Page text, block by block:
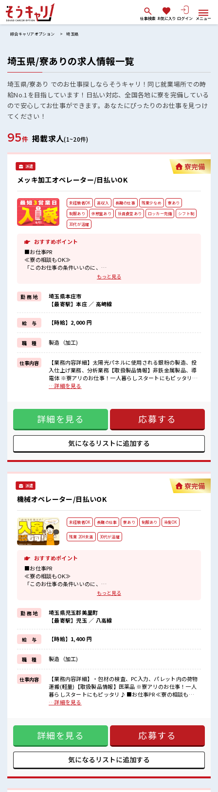
仕事検索 お気に入り ログイン メニュー
綜合キャリアオプション 埼玉県
埼玉県/寮ありの求人情報一覧
埼玉県/寮あり でのお仕事探しならそうキャリ！同じ就業場所での時
給No.1を目指しています！日払い対応、全国各地に寮を完備している
ので安心してお仕事ができます。あなたにぴったりのお仕事を見つけ
てください！
95件 掲載求人(1~20件)
派遣
メッキ加工オペレーター/日払いOK
寮完備
未経験者OK 高収入 長期の仕事 残業少なめ
寮あり
制服あり
休憩室あり 社員食堂あり ロッカー完備
シフト制
30代が活躍
おすすめポイント
■お仕事PR
≪寮の相談もOK≫
「このお仕事の条件いいのに、
勤務地までちょっと遠くて…」という方にもオススメ！
≪無理なく働ける≫
場合によってはお願いすることもありますが、
残業はほとんどナシ！
≪機能的な制服アリ≫
制服があるので、
毎日の服装の悩み解消♪
≪未経験でも活躍できる≫
新しいことにチャレンジするのは不安だけど、
しっかり働く環境が整っています！
イチからスキルUP・ステップUP目指していきましょう！
■職場の雰囲気
休憩室完備でランチや休憩も充実しそう♪
残業はほとんどありません！
高収入もバッチリ目指せますよ！
もっと見る
勤 務 地
埼玉県本庄市
【最寄駅】本庄 ／ 高崎線
給 与 【時給】2,000 円
職 種 製造（加工)
仕事内容
【業務内容詳細】太陽光パネルに使用される銀粉の製造、投
入仕上げ業務、分析業務【取扱製品情報】非鉄金属製品、導
電体 ※寮アリのお仕事！一人暮らしスタートにもピッタリ♪
■お仕事PR ≪寮の相談もOK≫ 「このお仕事の条件いいの
ける≫ 場合によってはお願いすることもありますが、 残業は
ほとんどナシ！ ≪機能的な制服アリ≫ 制服があるので、 毎日
の服装の悩み解消♪ ≪未経験でも活躍できる≫ 新しいことに
チャレンジするのは不安だけど、 しっかり働く環境が整って
います！ イチからスキルUP・ステップUP目指していきまし
ですね★ 残業はほとんどありません！ 高収入もバッチリ目指
せますよ！
…詳細を見る
詳細を見る 応募する
気になるリストに追加する
派遣
機械オペレーター/日払いOK
寮完備
未経験者OK 長期の仕事 寮あり 制服あり 染髪OK
残業 20H未満 30代が活躍
おすすめポイント
■お仕事PR
≪寮の相談もOK≫
「このお仕事の条件いいのに、
勤務地までちょっと遠くて…」という方にもオススメ！
≪ちょっとの残業で収入アップ≫
残業は月20時間未満で、
ほどよく稼げます♪
≪ヘアカラーOKで自由な雰囲気の職場≫
明るすぎたり奇抜でなければ基本的に自由！
(規定有)≪動きやすい制服アリ≫
制服があるので、
毎日の服装の悩み解消♪
≪様々なお仕事をご提案≫
一人で悩まず気軽に相談できる、
派遣のお仕事です！
■職場の雰囲気
モチベーションもUP！
程よく残業あり！
寮付きで一人暮らしを始めたい方にオススメ！
もっと見る
勤 務 地
埼玉県児玉郡美里町
【最寄駅】児玉 ／ 八高線
給 与 【時給】1,400 円
職 種 製造（加工)
仕事内容
【業務内容詳細】・包材の検査、PC入力、パレット内の荷物
運搬(軽量)【取扱製品情報】医薬品 ※寮アリのお仕事！一人
暮らしスタートにもピッタリ♪ ■お仕事PR ≪寮の相談も
OK≫ 「このお仕事の条件いいのに、 勤務地までちょっと遠
月20時間未満で、 ほどよく稼げます♪ ≪ヘアカラーOKで自
由な雰囲気の職場≫ 明るすぎたり奇抜でなければ基本的に自
由！ (規定有)≪動きやすい制服アリ≫ 制服があるので、 毎日
の服装の悩み解消♪ ≪様々なお仕事をご提案≫ 一人で悩まず
気軽に相談できる、 派遣のお仕事です！ ■職場の雰囲気 髪
型・髪色自由♪ 派手過ぎなければOKだから、 モチベーショ
にオススメ！
…詳細を見る
詳細を見る 応募する
気になるリストに追加する